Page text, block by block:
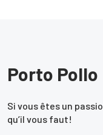
Porto Pollo
Si vous êtes un
qu’il vous faut!